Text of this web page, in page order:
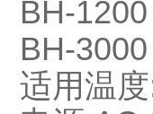
BH-
BH-
适用温